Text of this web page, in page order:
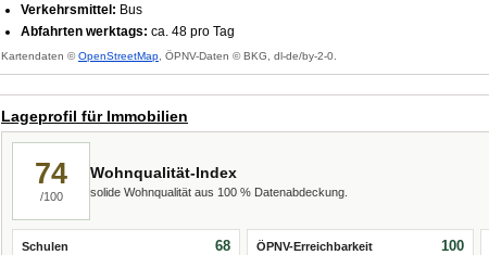
Verkehrsmittel: Bus
Abfahrten werktags: ca. 48 pro Tag
Kartendaten ©OpenStreetMap , ÖPNV-Daten © BKG, dl-de/by-2-0.
Lageprofil für Immobilien
74
/100
Wohnqualität-Index
solide Wohnqualität aus 100 % Datenabdeckung.
Schulen 68 ÖPNV-Erreichbarkeit 100